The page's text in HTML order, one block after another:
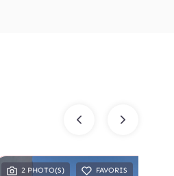
2 PHOTO(S) FAVORIS